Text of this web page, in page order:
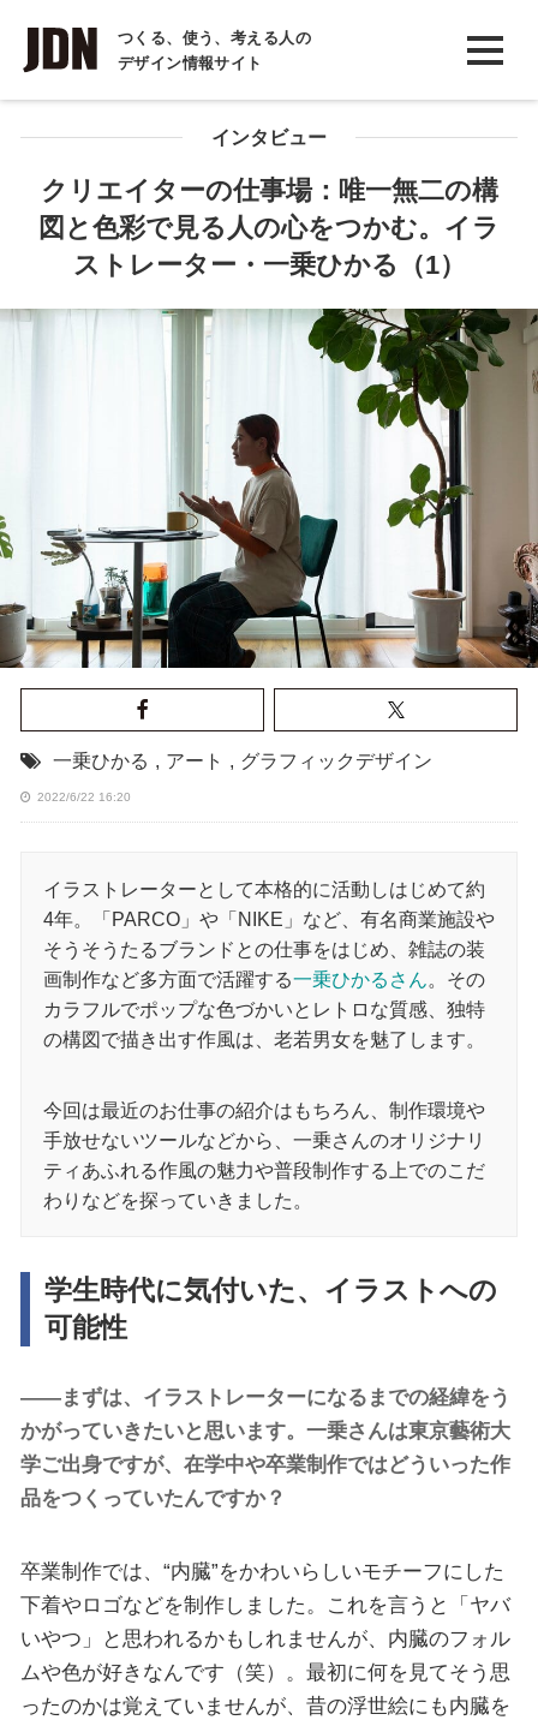
つくる、使う、考える人の
デザイン情報サイト
INTERVIEW
インタビュー
REPORT
COLUMN
コラム
インタビュー
クリエイターの仕事場：唯一無二の構
図と色彩で見る人の心をつかむ。イラ
ストレーター・一乗ひかる（1）
一乗ひかる , アート , グラフィックデザイン
2022/6/22 16:20
イラストレーターとして本格的に活動しはじめて約
4年。「PARCO」や「NIKE」など、有名商業施設や
そうそうたるブランドとの仕事をはじめ、雑誌の装
画制作など多方面で活躍する一乗ひかるさん。その
カラフルでポップな色づかいとレトロな質感、独特
の構図で描き出す作風は、老若男女を魅了します。
今回は最近のお仕事の紹介はもちろん、制作環境や
手放せないツールなどから、一乗さんのオリジナリ
ティあふれる作風の魅力や普段制作する上でのこだ
わりなどを探っていきました。
学生時代に気付いた、イラストへの
可能性
――まずは、イラストレーターになるまでの経緯をう
かがっていきたいと思います。一乗さんは東京藝術大
学ご出身ですが、在学中や卒業制作ではどういった作
品をつくっていたんですか？
卒業制作では、“内臓”をかわいらしいモチーフにした
下着やロゴなどを制作しました。これを言うと「ヤバ
いやつ」と思われるかもしれませんが、内臓のフォル
ムや色が好きなんです（笑）。最初に何を見てそう思
ったのかは覚えていませんが、昔の浮世絵にも内臓を